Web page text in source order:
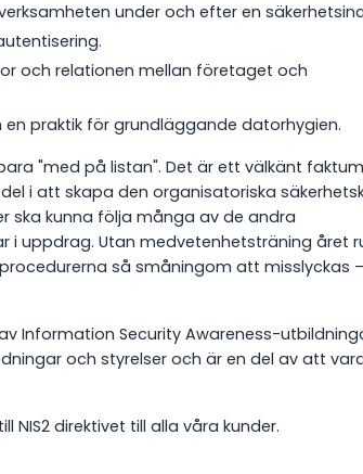
under och efter en
och relationen mellan företaget och
praktik för grundläggande datorhygien.
"med på listan". Det är ett välkänt
i att skapa den organisatoriska
ska kunna följa många av de andra
i uppdrag. Utan medvetenhetsträning året
så småningom att misslyckas
Information Security Awareness-
och styrelser och är en del av att
NIS2 direktivet till alla våra kunder.